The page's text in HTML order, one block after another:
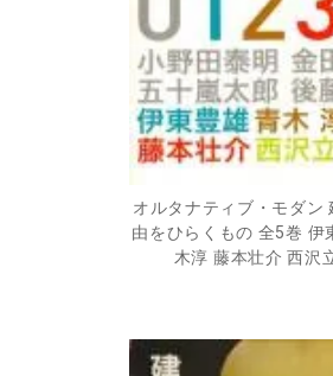
オルタナティブ・モダン
由をひらくもの 全5巻 伊
木淳 藤本壮介 西沢